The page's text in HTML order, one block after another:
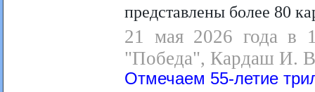
представлены более 80
21 мая 2026 года в
"Победа", Кардаш И.
Отмечаем 55-летие